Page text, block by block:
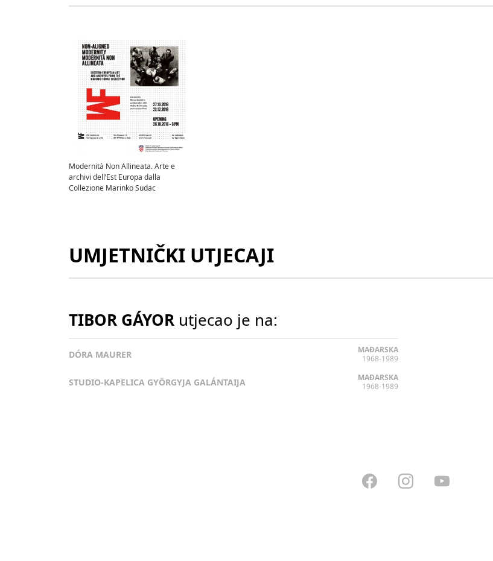
Modernità Non Allineata. Arte e
archivi dell’Est Europa dalla
Collezione Marinko Sudac
UMJETNIČKI UTJECAJI
TIBOR GÁYOR utjecao je na:
DÓRA MAURER
MAĐARSKA
1968-1989
STUDIO-KAPELICA GYÖRGYJA GALÁNTAIJA
MAĐARSKA
1968-1989